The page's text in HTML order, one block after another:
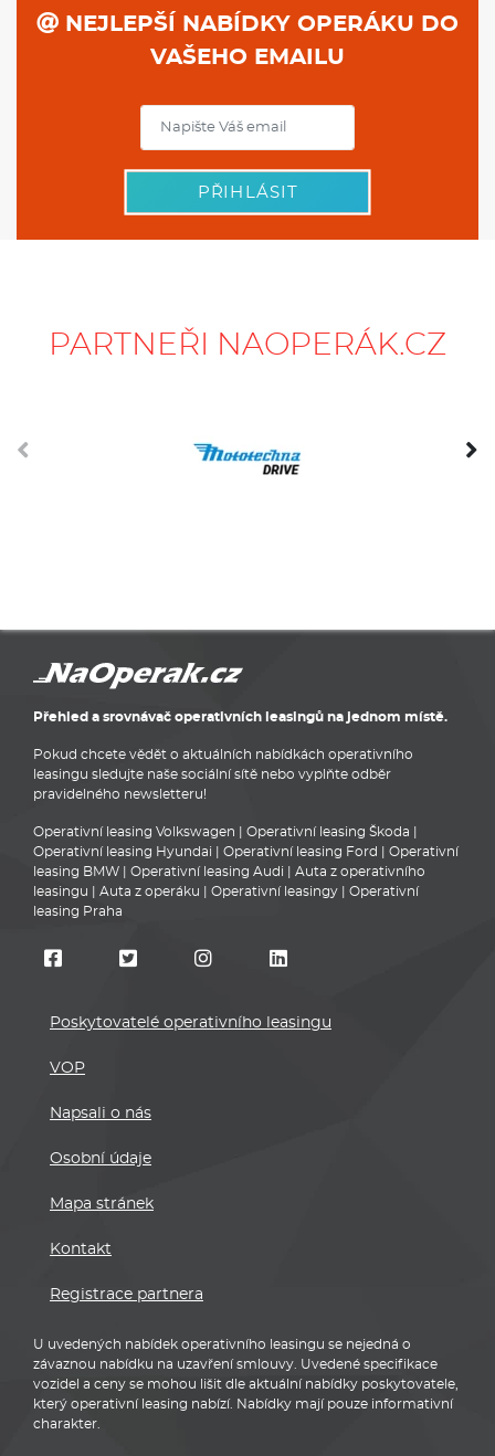
NEJLEPŠÍ NABÍDKY OPERÁKU DO
VAŠEHO EMAILU
PŘIHLÁSIT
PARTNEŘI NAOPERÁK.CZ
Přehled a srovnávač operativních leasingů na jednom místě.
Pokud chcete vědět o aktuálních nabídkách operativního
leasingu sledujte naše sociální sítě nebo vyplňte odběr
pravidelného newsletteru!
Operativní leasing Volkswagen Operativní leasing Škoda
Operativní leasing Hyundai
Operativní leasing Ford
Operativní
leasing BMW
Operativní leasing Audi
Auta z operativního
leasingu
Auta z operáku Operativní leasingy
Operativní
leasing Praha
Poskytovatelé operativního leasingu
VOP
Napsali o nás
Osobní údaje
Mapa stránek
Kontakt
Registrace partnera
U uvedených nabídek operativního leasingu se nejedná o
závaznou nabídku na uzavření smlouvy. Uvedené specifikace
vozidel a ceny se mohou lišit dle aktuální nabídky poskytovatele,
který operativní leasing nabízí. Nabídky mají pouze informativní
charakter.